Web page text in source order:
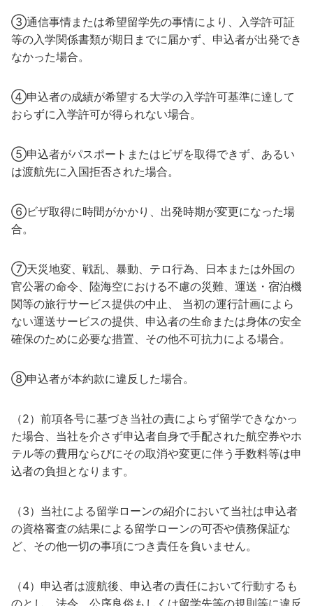
③通信事情または希望留学先の事情により、入学許可証
等の入学関係書類が期日までに届かず、申込者が出発でき
なかった場合。
④申込者の成績が希望する大学の入学許可基準に達して
おらずに入学許可が得られない場合。
⑤申込者がパスポートまたはビザを取得できず、あるい
は渡航先に入国拒否された場合。
⑥ビザ取得に時間がかかり、出発時期が変更になった場
合。
⑦天災地変、戦乱、暴動、テロ行為、日本または外国の
官公署の命令、陸海空における不慮の災難、運送・宿泊機
関等の旅行サービス提供の中止、 当初の運行計画によら
ない運送サービスの提供、申込者の生命または身体の安全
確保のために必要な措置、その他不可抗力による場合。
⑧申込者が本約款に違反した場合。
（2）前項各号に基づき当社の責によらず留学できなかっ
た場合、当社を介さず申込者自身で手配された航空券やホ
テル等の費用ならびにその取消や変更に伴う手数料等は申
込者の負担となります。
（3）当社による留学ローンの紹介において当社は申込者
の資格審査の結果による留学ローンの可否や債務保証な
ど、その他一切の事項につき責任を負いません。
（4）申込者は渡航後、申込者の責任において行動するも
のとし、法令、公序良俗もしくは留学先等の規則等に違反